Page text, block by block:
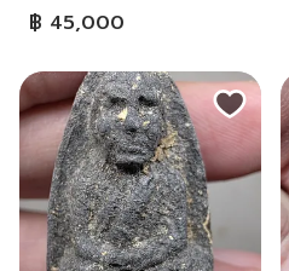
฿ 45,000